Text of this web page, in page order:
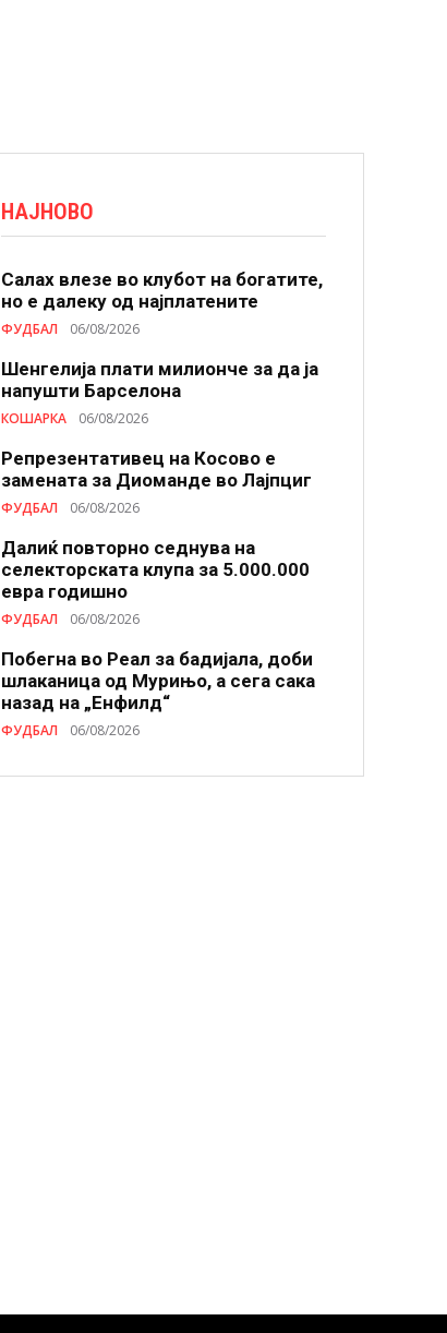
НАЈНОВО
Салах влезе во клубот на богатите,
но е далеку од најплатените
ФУДБАЛ 06/08/2026
Шенгелија плати милионче за да ја
напушти Барселона
КОШАРКА 06/08/2026
Репрезентативец на Косово е
замената за Диоманде во Лајпциг
ФУДБАЛ 06/08/2026
Далиќ повторно седнува на
селекторската клупа за 5.000.000
евра годишно
ФУДБАЛ 06/08/2026
Побегна во Реал за бадијала, доби
шлаканица од Мурињо, а сега сака
назад на „Енфилд“
ФУДБАЛ 06/08/2026